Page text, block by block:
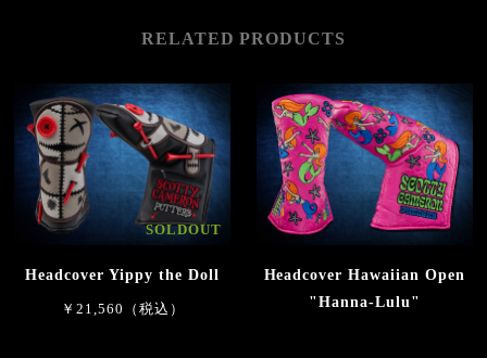
RELATED PRODUCTS
SOLDOUT
Headcover Yippy the Doll
￥21,560（税込）
Headcover Hawaiian Open
"Hanna-Lulu"